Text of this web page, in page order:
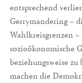
entsprechend
Gerrymandering –
Wahlkreisgrenzen
sozioökonomische
beziehungsweise
machen die